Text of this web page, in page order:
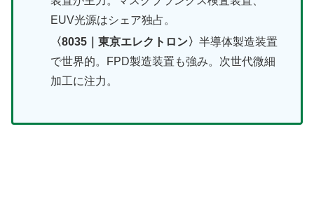
EUV光源はシェア独占。
〈8035｜東京エレクトロン〉半導体製造装置
で世界的。FPD製造装置も強み。次世代微細
加工に注力。